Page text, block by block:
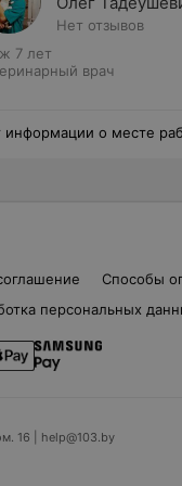
Нет отзывов
7 лет
врач
информации о месте
Способы
персональных
16 | help@103.by